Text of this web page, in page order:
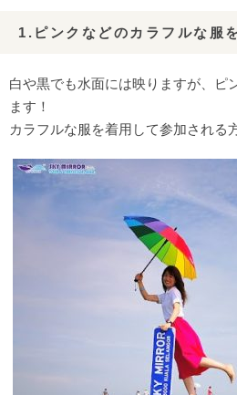
1.ピンクなどのカラフルな服
白や黒でも水面には映りますが、ピ
ます！
カラフルな服を着用して参加される